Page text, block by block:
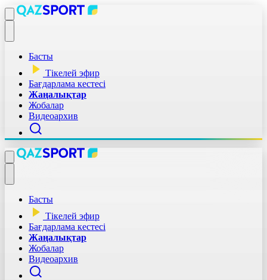
Басты
Тікелей эфир
Бағдарлама кестесі
Жаңалықтар
Жобалар
Видеоархив
Басты
Тікелей эфир
Бағдарлама кестесі
Жаңалықтар
Жобалар
Видеоархив